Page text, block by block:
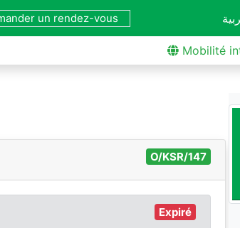
un rendez-vous
Mobilité
O/KSR/147
Expiré